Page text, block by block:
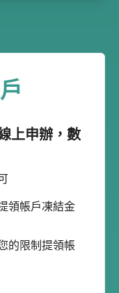
上申辦，數
領帳戶凍結金
的限制提領帳